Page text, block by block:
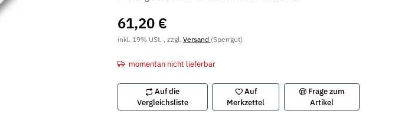
61,20 €
inkl. 19% USt. , zzgl.Versand (Sperrgut)
momentan nicht lieferbar
Auf die
Vergleichsliste
Auf
Merkzettel
Frage zum
Artikel